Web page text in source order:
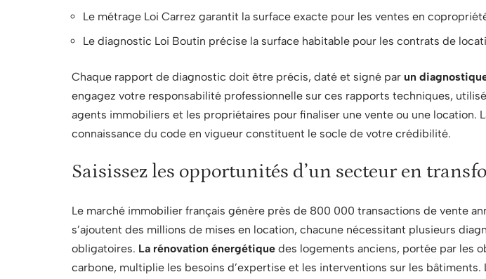
Le métrage Loi Carrez garantit la surface exacte pour les ventes en
Le diagnostic Loi Boutin précise la surface habitable pour les contrats de
Chaque rapport de diagnostic doit être précis, daté et signé par un
engagez votre responsabilité professionnelle sur ces rapports techniques,
agents immobiliers et les propriétaires pour finaliser une vente ou une location.
connaissance du code en vigueur constituent le socle de votre crédibilité.
Saisissez les opportunités d’un secteur en
Le marché immobilier français génère près de 800 000 transactions de vente
s’ajoutent des millions de mises en location, chacune nécessitant plusieurs
obligatoires. La rénovation énergétique des logements anciens, portée par les
carbone, multiplie les besoins d’expertise et les interventions sur les bâtiments.